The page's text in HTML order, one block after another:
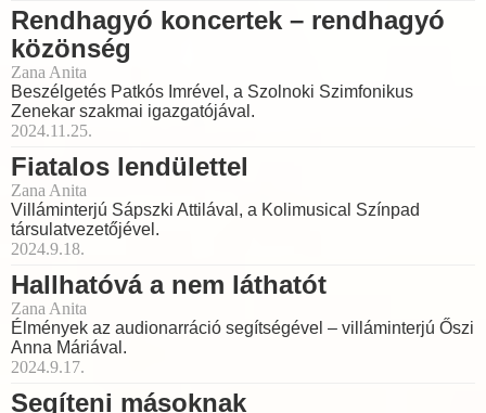
Rendhagyó koncertek – rendhagyó
közönség
Zana Anita
Beszélgetés Patkós Imrével, a Szolnoki Szimfonikus
Zenekar szakmai igazgatójával.
2024.11.25.
Fiatalos lendülettel
Zana Anita
Villáminterjú Sápszki Attilával, a Kolimusical Színpad
társulatvezetőjével.
2024.9.18.
Hallhatóvá a nem láthatót
Zana Anita
Élmények az audionarráció segítségével – villáminterjú Őszi
Anna Máriával.
2024.9.17.
Segíteni másoknak